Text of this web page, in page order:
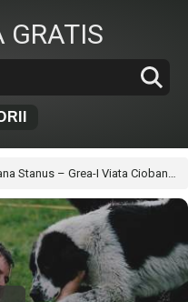
GRATIS
Stanus – Grea-I Viata Ciobanului